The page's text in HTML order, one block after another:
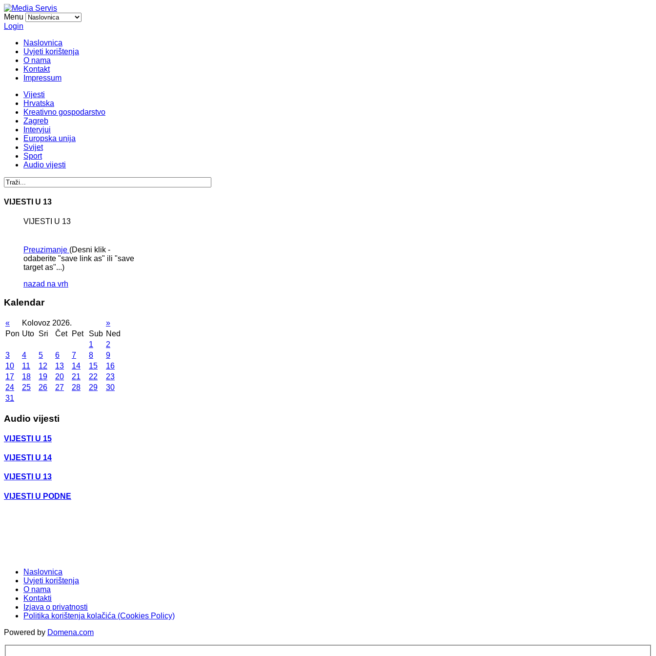
Menu
Login
Naslovnica
Uvjeti korištenja
O nama
Kontakt
Impressum
Vijesti
Hrvatska
Kreativno gospodarstvo
Zagreb
Intervjui
Europska unija
Svijet
Sport
Audio vijesti
VIJESTI U 13
VIJESTI U 13
Preuzimanje (Desni klik -
odaberite "save link as" ili "save
target as"...)
nazad na vrh
Kalendar
« Kolovoz 2026.
»
Pon Uto Sri Čet Pet Sub Ned
1
2
3
4 5 6 7 8
9
10
11 12 13 14 15
16
17
18 19 20 21 22
23
24
25 26 27 28 29
30
31
Audio vijesti
VIJESTI U 15
VIJESTI U 14
VIJESTI U 13
VIJESTI U PODNE
Naslovnica
Uvjeti korištenja
O nama
Kontakti
Izjava o privatnosti
Politika korištenja kolačića (Cookies Policy)
Powered by Domena.com